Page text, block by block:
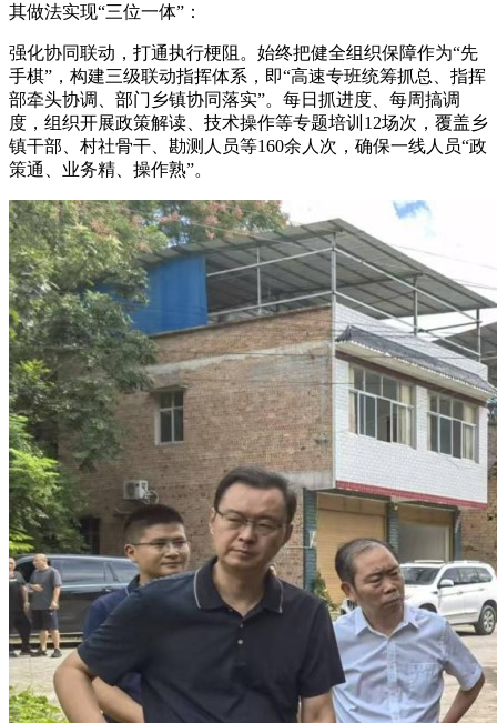
其做法实现“三位一体”：
强化协同联动，打通执行梗阻。始终把健全组织保障作为“先
手棋”，构建三级联动指挥体系，即“高速专班统筹抓总、指挥
部牵头协调、部门乡镇协同落实”。每日抓进度、每周搞调
度，组织开展政策解读、技术操作等专题培训12场次，覆盖乡
镇干部、村社骨干、勘测人员等160余人次，确保一线人员“政
策通、业务精、操作熟”。